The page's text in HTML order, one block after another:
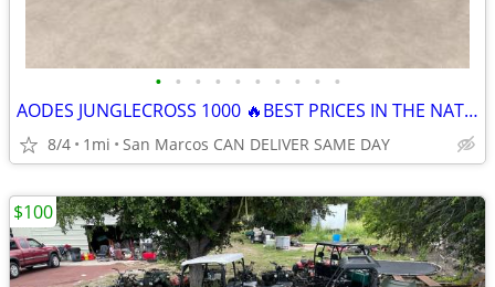
• • • • • • • • • •
AODES JUNGLECROSS 1000 🔥BEST PRICES IN THE NATION🔥 CALL NOW
8/4 1mi San Marcos CAN DELIVER SAME DAY
$100